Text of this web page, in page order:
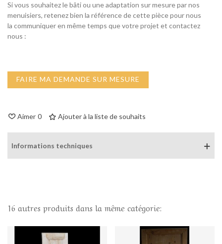
Si vous souhaitez le bâti ou une adaptation sur mesure par nos
menuisiers, retenez bien la référence de cette pièce pour nous
la communiquer en même temps que votre projet et contactez
nous :
FAIRE MA DEMANDE SUR MESURE
Aimer 0 Ajouter à la liste de souhaits
Informations techniques
16 autres produits dans la même catégorie: